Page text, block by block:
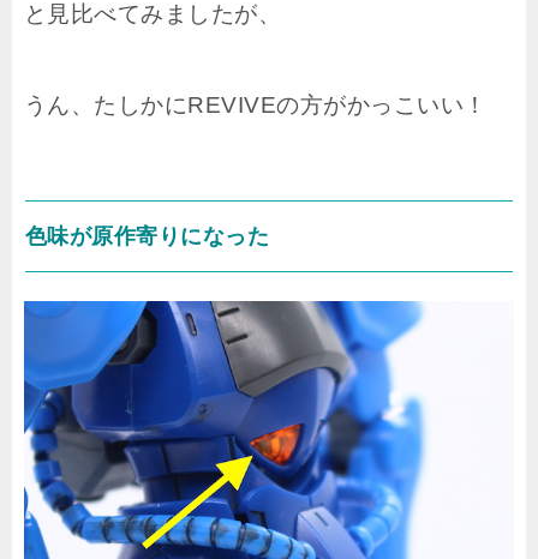
と見比べてみましたが、
うん、たしかにREVIVEの方がかっこいい！
色味が原作寄りになった